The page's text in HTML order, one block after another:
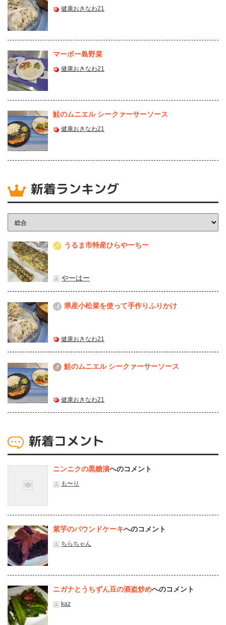
健康おきなわ21
マーボー島野菜
健康おきなわ21
鮭のムニエル シークァーサーソース
健康おきなわ21
新着ランキング
1 うるま市特産ひらやーちー
やーはー
2 県産⼩松菜を使って⼿作りふりかけ
健康おきなわ21
3 鮭のムニエル シークァーサーソース
健康おきなわ21
新着コメント
ニンニクの黒糖漬へのコメント
も〜り
紫芋のパウンドケーキへのコメント
ちらちゃん
ニガナとうちずん豆の酒盗炒めへのコメント
kaz